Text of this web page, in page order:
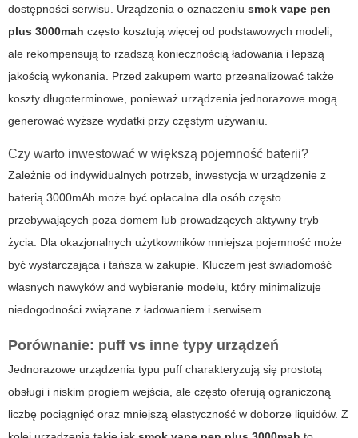
dostępności serwisu. Urządzenia o oznaczeniu smok vape pen
plus 3000mah często kosztują więcej od podstawowych modeli,
ale rekompensują to rzadszą koniecznością ładowania i lepszą
jakością wykonania. Przed zakupem warto przeanalizować także
koszty długoterminowe, ponieważ urządzenia jednorazowe mogą
generować wyższe wydatki przy częstym używaniu.
Czy warto inwestować w większą pojemność baterii?
Zależnie od indywidualnych potrzeb, inwestycja w urządzenie z
baterią 3000mAh może być opłacalna dla osób często
przebywających poza domem lub prowadzących aktywny tryb
życia. Dla okazjonalnych użytkowników mniejsza pojemność może
być wystarczająca i tańsza w zakupie. Kluczem jest świadomość
własnych nawyków and wybieranie modelu, który minimalizuje
niedogodności związane z ładowaniem i serwisem.
Porównanie: puff vs inne typy urządzeń
Jednorazowe urządzenia typu puff charakteryzują się prostotą
obsługi i niskim progiem wejścia, ale często oferują ograniczoną
liczbę pociągnięć oraz mniejszą elastyczność w doborze liquidów. Z